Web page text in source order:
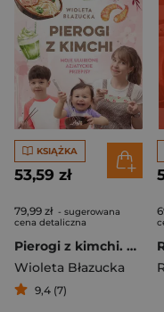
KSIĄŻKA
53,59 zł
79,99 zł - sugerowana
cena detaliczna
Pierogi z kimchi. Moje ulubione azjatyckie przepisy
Wioleta Błazucka
9,4 (7)